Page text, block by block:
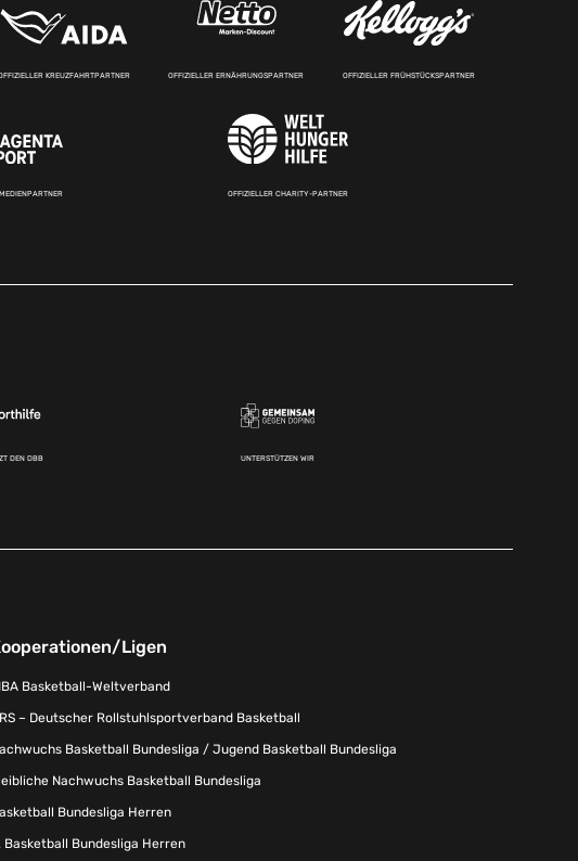
KREUZFAHRTPARTNER OFFIZIELLER ERNÄHRUNGSPARTNER OFFIZIELLER FRÜHSTÜCKSPARTNER
OFFIZIELLER CHARITY-PARTNER
DEN DBB UNTERSTÜTZEN WIR
Ligen
Basketball-Weltverband
– Deutscher Rollstuhlsportverband Basketball
Basketball Bundesliga / Jugend Basketball Bundesliga
Nachwuchs Basketball Bundesliga
Bundesliga Herren
Basketball Bundesliga Herren